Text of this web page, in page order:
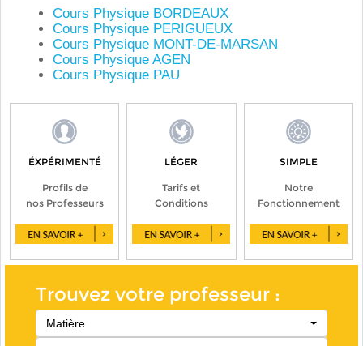
Cours Physique BORDEAUX
Cours Physique PERIGUEUX
Cours Physique MONT-DE-MARSAN
Cours Physique AGEN
Cours Physique PAU
ÉXPÉRIMENTÉ
Profils de
nos Professeurs
LÉGER
Tarifs et
Conditions
SIMPLE
Notre
Fonctionnement
Trouvez votre professeur :
Matière